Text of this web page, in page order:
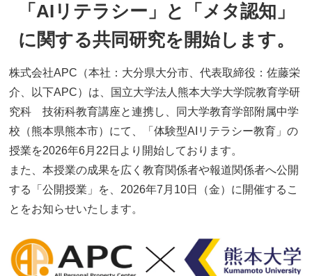
「AIリテラシー」と「メタ認知」
に関する共同研究を開始します。
株式会社APC（本社：大分県大分市、代表取締役：佐藤栄
介、以下APC）は、国立大学法人熊本大学大学院教育学研
究科 技術科教育講座と連携し、同大学教育学部附属中学
校（熊本県熊本市）にて、「体験型AIリテラシー教育」の
授業を2026年6月22日より開始しております。
また、本授業の成果を広く教育関係者や報道関係者へ公開
する「公開授業」を、2026年7月10日（金）に開催するこ
とをお知らせいたします。